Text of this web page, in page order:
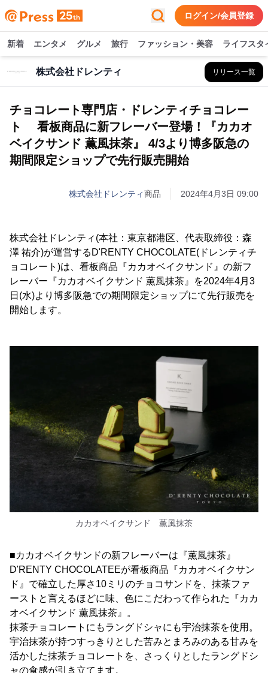
ログイン/会員登録
新着 エンタメ グルメ 旅行 ファッション・美容 ライフスタ
株式会社ドレンティ リリース一覧
チョコレート専門店・ドレンティチョコレー
ト 看板商品に新フレーバー登場！『カカオ
ベイクサンド 薫風抹茶』 4/3より博多阪急の
期間限定ショップで先行販売開始
株式会社ドレンティ商品 2024年4月3日 09:00
株式会社ドレンティ(本社：東京都港区、代表取締役：森
澤 祐介)が運営するD'RENTY CHOCOLATE(ドレンティチ
ョコレート)は、看板商品『カカオベイクサンド』の新フ
レーバー『カカオベイクサンド 薫風抹茶』を2024年4月3
日(水)より博多阪急での期間限定ショップにて先行販売を
開始します。
カカオベイクサンド 薫風抹茶
■カカオベイクサンドの新フレーバーは『薫風抹茶』
D'RENTY CHOCOLATEEが看板商品『カカオベイクサン
ド』で確立した厚さ10ミリのチョコサンドを、抹茶ファ
ーストと言えるほどに味、色にこだわって作られた『カカ
オベイクサンド 薫風抹茶』。
抹茶チョコレートにもラングドシャにも宇治抹茶を使用。
宇治抹茶が持つすっきりとした苦みとまろみのある甘みを
活かした抹茶チョコレートを、さっくりとしたラングドシ
ャの食感が引き立てます。